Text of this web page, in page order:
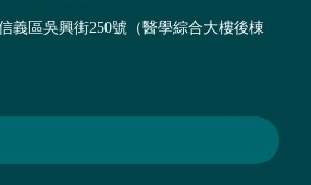
義區吳興街250號（醫學綜合大樓後棟